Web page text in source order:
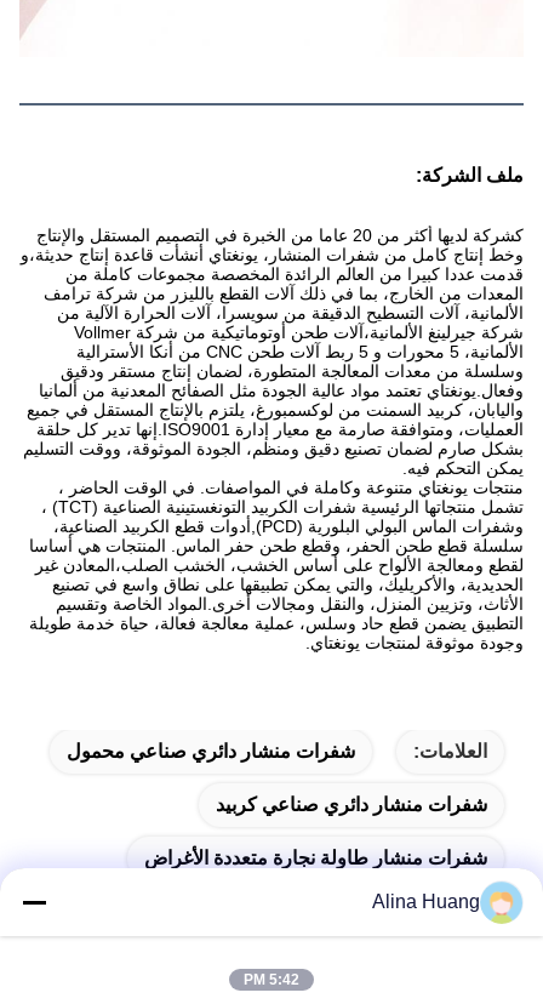
ملف الشركة:
كشركة لديها أكثر من 20 عاما من الخبرة في التصميم المستقل والإنتاج
وخط إنتاج كامل من شفرات المنشار، يونغتاي أنشأت قاعدة إنتاج حديثة،و
قدمت عددا كبيرا من العالم الرائدة المخصصة مجموعات كاملة من
المعدات من الخارج، بما في ذلك آلات القطع بالليزر من شركة ترامف
الألمانية، آلات التسطيح الدقيقة من سويسرا، آلات الحرارة الآلية من
شركة جيرلينغ الألمانية،آلات طحن أوتوماتيكية من شركة Vollmer
الألمانية، 5 محورات و 5 ربط آلات طحن CNC من أنكا الأسترالية
وسلسلة من معدات المعالجة المتطورة، لضمان إنتاج مستقر ودقيق
وفعال.يونغتاي تعتمد مواد عالية الجودة مثل الصفائح المعدنية من ألمانيا
واليابان، كربيد السمنت من لوكسمبورغ، يلتزم بالإنتاج المستقل في جميع
العمليات، ومتوافقة صارمة مع معيار إدارة ISO9001.إنها تدير كل حلقة
بشكل صارم لضمان تصنيع دقيق ومنظم، الجودة الموثوقة، ووقت التسليم
يمكن التحكم فيه.
منتجات يونغتاي متنوعة وكاملة في المواصفات. في الوقت الحاضر ،
تشمل منتجاتها الرئيسية شفرات الكربيد التونغستينية الصناعية (TCT) ،
وشفرات الماس البولي البلورية (PCD),أدوات قطع الكربيد الصناعية،
سلسلة قطع طحن الحفر، وقطع طحن حفر الماس. المنتجات هي أساسا
لقطع ومعالجة الألواح على أساس الخشب، الخشب الصلب،المعادن غير
الحديدية، والأكريليك، والتي يمكن تطبيقها على نطاق واسع في تصنيع
الأثاث، وتزيين المنزل، والنقل ومجالات أخرى.المواد الخاصة وتقسيم
التطبيق يضمن قطع حاد وسلس، عملية معالجة فعالة، حياة خدمة طويلة
وجودة موثوقة لمنتجات يونغتاي.
العلامات: شفرات منشار دائري صناعي محمول
شفرات منشار دائري صناعي كربيد
شفرات منشار طاولة نجارة متعددة الأغراض
Alina Huang
5:42 PM